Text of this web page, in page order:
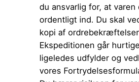
du ansvarlig for, at varen
ordentligt ind. Du skal
kopi af
Ekspeditionen går
ligeledes udfylder og
vores